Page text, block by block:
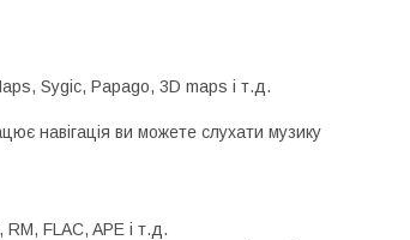
Sygic, Papago, 3D maps і т.д.
навігація ви можете слухати музику
FLAC, APE і т.д.